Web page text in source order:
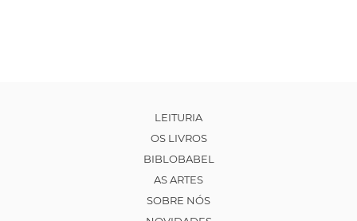
LEITURIA
OS LIVROS
BIBLOBABEL
AS ARTES
SOBRE NÓS